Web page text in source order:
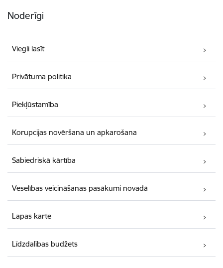
Noderīgi
Viegli lasīt
Privātuma politika
Piekļūstamība
Korupcijas novēršana un apkarošana
Sabiedriskā kārtība
Veselības veicināšanas pasākumi novadā
Lapas karte
Līdzdalības budžets